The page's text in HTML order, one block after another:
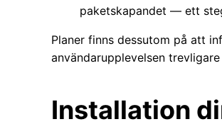
paketskapandet — ett
Planer finns dessutom på att
användarupplevelsen
Installation